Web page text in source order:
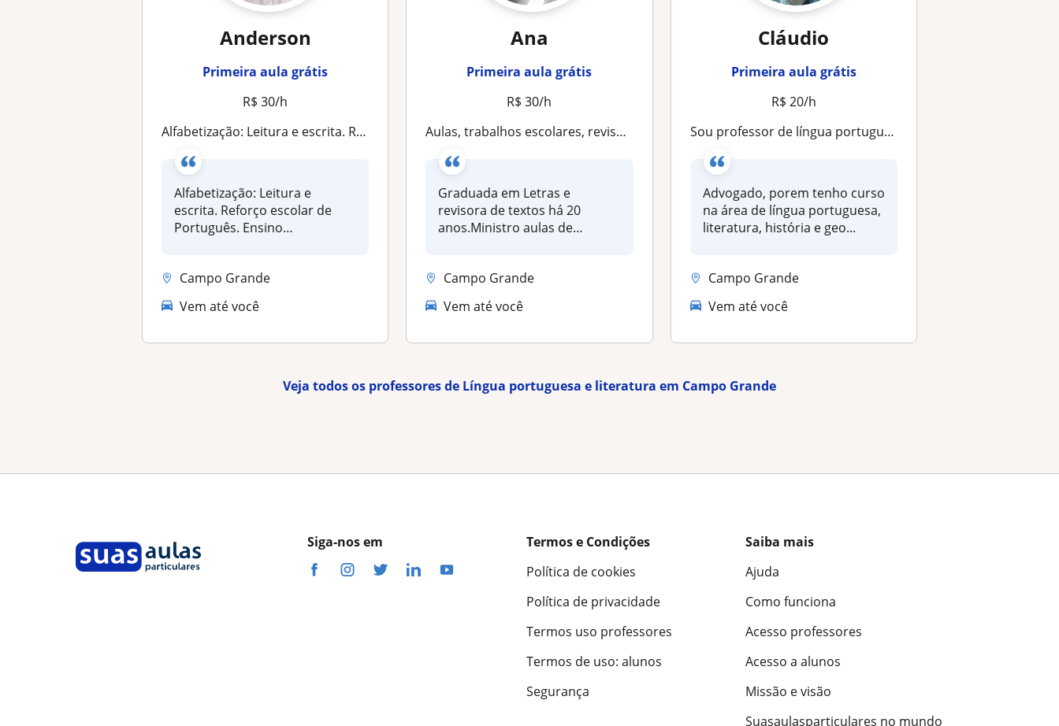
Anderson
Primeira aula grátis
R$ 30/h
Alfabetização: Leitura e escrita. Reforço escolar de Português. Ensino Fundamental 1° ao 4°. Orientação em trabalhos e pesquisas
Alfabetização: Leitura e
escrita. Reforço escolar de
Português. Ensino
Campo Grande
Vem até você
Ana
Primeira aula grátis
R$ 30/h
Aulas, trabalhos escolares, revisão e redação, TCC
Graduada em Letras e
revisora de textos há 20
anos.Ministro aulas de
Campo Grande
Vem até você
Cláudio
Primeira aula grátis
R$ 20/h
Sou professor de língua portuguesa, história, literatura e geografia, formado em Direito
Advogado, porem tenho curso
na área de língua portuguesa,
literatura, história e geo...
Campo Grande
Vem até você
Veja todos os professores de Língua portuguesa e literatura em Campo Grande
Siga-nos em
Termos e Condições
Política de cookies
Política de privacidade
Termos uso professores
Termos de uso: alunos
Segurança
Saiba mais
Ajuda
Como funciona
Acesso professores
Acesso a alunos
Missão e visão
Suasaulasparticulares no mundo